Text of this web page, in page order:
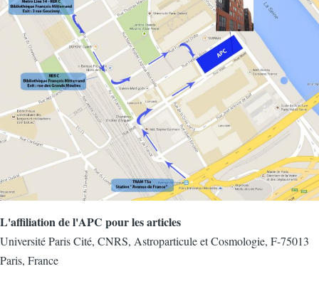
L'affiliation de l'APC pour les articles
Université Paris Cité, CNRS, Astroparticule et Cosmologie, F-75013
Paris, France